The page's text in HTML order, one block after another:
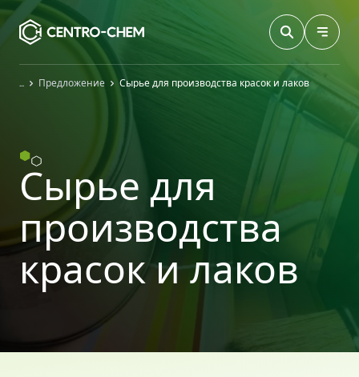
Przejdź do treści
ГлавнаяПредложение Сырье для производства красок и лаков
Сырье для
производства
красок и лаков